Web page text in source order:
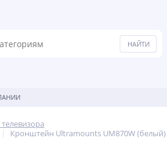
Кронштейн Ultramounts UM870W (белый)